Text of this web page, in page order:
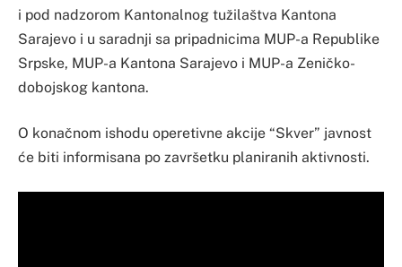
i pod nadzorom Kantonalnog tužilaštva Kantona
Sarajevo i u saradnji sa pripadnicima MUP-a Republike
Srpske, MUP-a Kantona Sarajevo i MUP-a Zeničko-
dobojskog kantona.
O konačnom ishodu operetivne akcije “Skver” javnost
će biti informisana po završetku planiranih aktivnosti.